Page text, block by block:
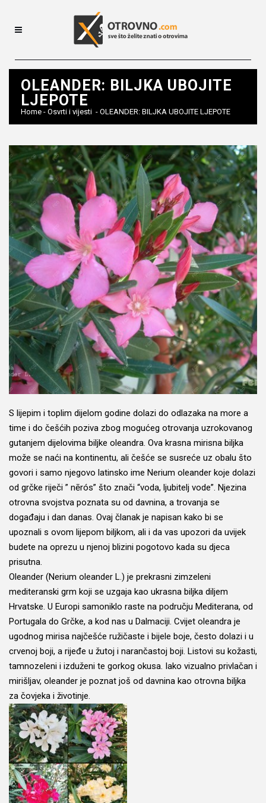
OLEANDER: BILJKA UBOJITE
LJEPOTE
Home - Osvrti i vijesti - OLEANDER: BILJKA UBOJITE LJEPOTE
S lijepim i toplim dijelom godine dolazi do odlazaka na more a
time i do češćih poziva zbog mogućeg otrovanja uzrokovanog
gutanjem dijelovima biljke oleandra. Ova krasna mirisna biljka
može se naći na kontinentu, ali češće se susreće uz obalu što
govori i samo njegovo latinsko ime Nerium oleander koje dolazi
od grčke riječi ” nērós” što znači “voda, ljubitelj vode”. Njezina
otrovna svojstva poznata su od davnina, a trovanja se
događaju i dan danas. Ovaj članak je napisan kako bi se
upoznali s ovom lijepom biljkom, ali i da vas upozori da uvijek
budete na oprezu u njenoj blizini pogotovo kada su djeca
prisutna.
Oleander (Nerium oleander L.) je prekrasni zimzeleni
mediteranski grm koji se uzgaja kao ukrasna biljka diljem
Hrvatske. U Europi samoniklo raste na području Mediterana, od
Portugala do Grčke, a kod nas u Dalmaciji. Cvijet oleandra je
ugodnog mirisa najčešće ružičaste i bijele boje, često dolazi i u
crvenoj boji, a rijeđe u žutoj i narančastoj boji. Listovi su kožasti,
tamnozeleni i izduženi te gorkog okusa. Iako vizualno privlačan i
mirišljav, oleander je poznat još od davnina kao otrovna biljka
za čovjeka i životinje.